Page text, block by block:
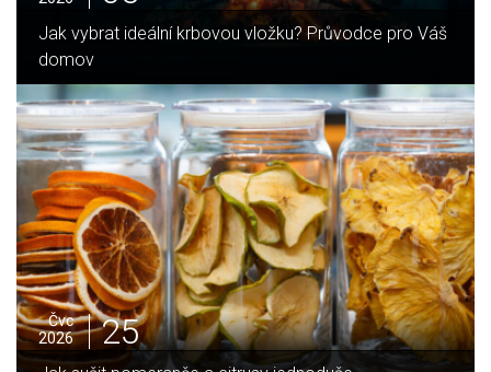
Čvc
2026
27
Zateplení šikmé střechy
Čvc
2026
20